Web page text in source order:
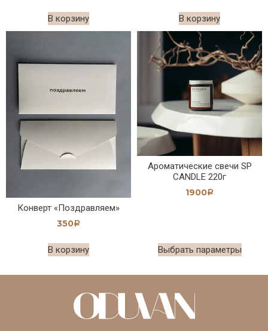
В корзину В корзину
Конверт «Поздравляем»
350Р
В корзину
Ароматические свечи SP
CANDLE 220г
1900Р
Выбрать параметры